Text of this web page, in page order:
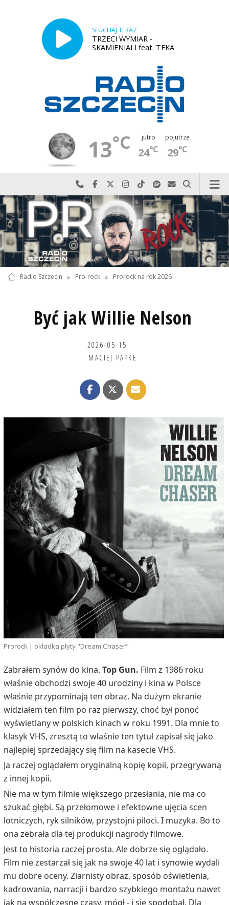
SŁUCHAJ TERAZ
TRZECI WYMIAR -
SKAMIENIALI feat. TEKA
13°C jutro
24°C
pojutrze
29°C
Najlepiej po prostu do nas zadzwoń
Odwiedź nas na Facebook-u
Odwiedź nas na X
Odwiedź nas na Instagram-ie
Odwiedź nas na TikTok-u
Szukaj nas na Spotify
Wyślij do nas
Szukaj
Radio Szczecin » Pro-rock » Prorock na rok 2026
Być jak Willie Nelson
2026-05-15
MACIEJ PAPKE
Prorock | okładka płyty "Dream Chaser"
Zabrałem synów do kina. Top Gun. Film z 1986 roku
właśnie obchodzi swoje 40 urodziny i kina w Polsce
właśnie przypominają ten obraz. Na dużym ekranie
widziałem ten film po raz pierwszy, choć był ponoć
wyświetlany w polskich kinach w roku 1991. Dla mnie to
klasyk VHS, zresztą to właśnie ten tytuł zapisał się jako
najlepiej sprzedający się film na kasecie VHS.
Ja raczej oglądałem oryginalną kopię kopii, przegrywaną
z innej kopii.
Nie ma w tym filmie większego przesłania, nie ma co
szukać głębi. Są przełomowe i efektowne ujęcia scen
lotniczych, ryk silników, przystojni piloci. I muzyka. Bo to
ona zebrała dla tej produkcji nagrody filmowe.
Jest to historia raczej prosta. Ale dobrze się oglądało.
Film nie zestarzał się jak na swoje 40 lat i synowie wydali
mu dobre oceny. Ziarnisty obraz, sposób oświetlenia,
kadrowania, narracji i bardzo szybkiego montażu nawet
jak na współczesne czasy, mógł - i się spodobał. Dla